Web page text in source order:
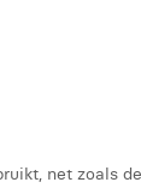
net zoals